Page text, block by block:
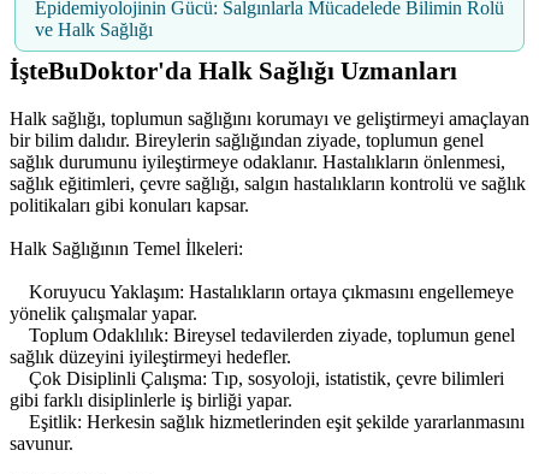
Epidemiyolojinin Gücü: Salgınlarla Mücadelede Bilimin Rolü
ve Halk Sağlığı
İşteBuDoktor'da Halk Sağlığı Uzmanları
Halk sağlığı, toplumun sağlığını korumayı ve geliştirmeyi amaçlayan
bir bilim dalıdır. Bireylerin sağlığından ziyade, toplumun genel
sağlık durumunu iyileştirmeye odaklanır. Hastalıkların önlenmesi,
sağlık eğitimleri, çevre sağlığı, salgın hastalıkların kontrolü ve sağlık
politikaları gibi konuları kapsar.
Halk Sağlığının Temel İlkeleri:
Koruyucu Yaklaşım: Hastalıkların ortaya çıkmasını engellemeye
yönelik çalışmalar yapar.
Toplum Odaklılık: Bireysel tedavilerden ziyade, toplumun genel
sağlık düzeyini iyileştirmeyi hedefler.
Çok Disiplinli Çalışma: Tıp, sosyoloji, istatistik, çevre bilimleri
gibi farklı disiplinlerle iş birliği yapar.
Eşitlik: Herkesin sağlık hizmetlerinden eşit şekilde yararlanmasını
savunur.